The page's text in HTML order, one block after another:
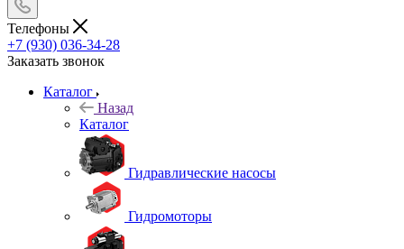
Телефоны
+7 (930) 036-34-28
Заказать звонок
Каталог
Назад
Каталог
Гидравлические насосы
Гидромоторы